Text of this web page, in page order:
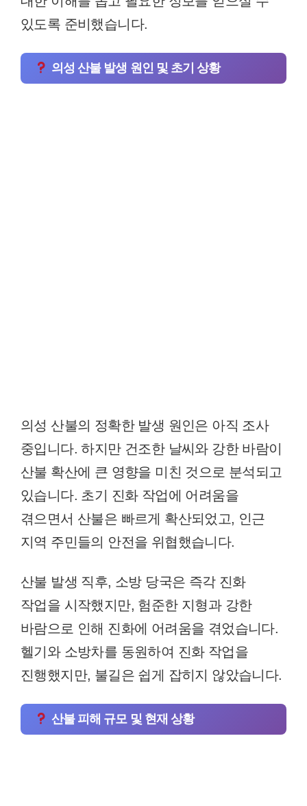
있도록 준비했습니다.
의성 산불 발생 원인 및 초기 상황
의성 산불의 정확한 발생 원인은 아직 조사
중입니다. 하지만 건조한 날씨와 강한 바람이
산불 확산에 큰 영향을 미친 것으로 분석되고
있습니다. 초기 진화 작업에 어려움을
겪으면서 산불은 빠르게 확산되었고, 인근
지역 주민들의 안전을 위협했습니다.
산불 발생 직후, 소방 당국은 즉각 진화
작업을 시작했지만, 험준한 지형과 강한
바람으로 인해 진화에 어려움을 겪었습니다.
헬기와 소방차를 동원하여 진화 작업을
진행했지만, 불길은 쉽게 잡히지 않았습니다.
산불 피해 규모 및 현재 상황